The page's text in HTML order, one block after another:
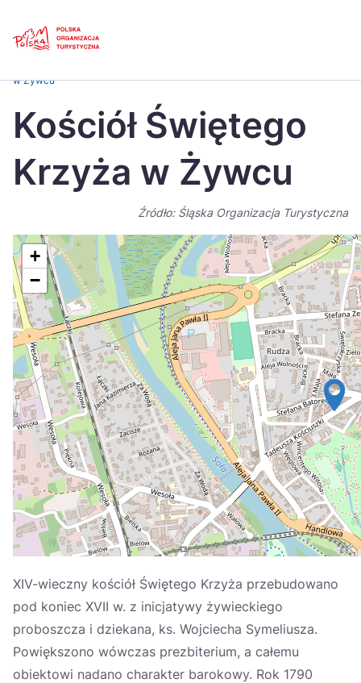
Česká
Dansk
Italiano
Nederlands 日本
Português
Suomi
Україна
Zamknij
w Żywcu
Kościół Świętego
Krzyża w Żywcu
Źródło: Śląska Organizacja Turystyczna
+
−
XIV-wieczny kościół Świętego Krzyża przebudowano
pod koniec XVII w. z inicjatywy żywieckiego
proboszcza i dziekana, ks. Wojciecha Symeliusza.
Powiększono wówczas prezbiterium, a całemu
obiektowi nadano charakter barokowy. Rok 1790